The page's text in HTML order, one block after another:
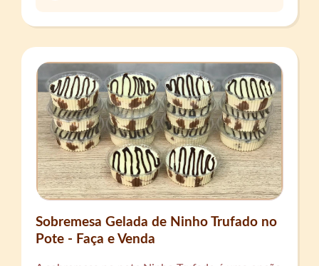
Sobremesa Gelada de Ninho Trufado no
Pote - Faça e Venda